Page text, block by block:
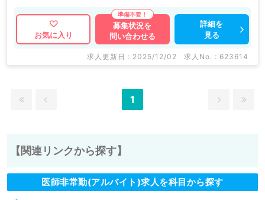
お気に入り
募集状況を
問い合わせる
詳細を
見る
求人更新日 : 2025/12/02 求人No. : 623614
1
【関連リンクから探す】
医師非常勤(アルバイト)求人を科目から探す